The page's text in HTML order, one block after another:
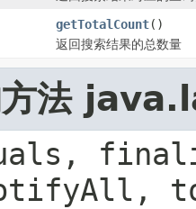
getTotalCount()
返回搜索结果的总数量
方法